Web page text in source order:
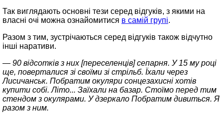
Так виглядають основні тези серед відгуків, з якими на
власні очі можна ознайомитися в самій групі.
Разом з тим, зустрічаються серед відгуків також відчутно
інші наративи.
— 90 відсотків з них [переселенців] сепарня. У 15 му році
ще, поверталися зі своїми зі стрільб. Їхали через
Лисичанськ. Побратим окуляри сонцезахисні хотів
купити собі. Літо... Заїхали на базар. Стоїмо перед тим
стендом з окулярами. У дзеркало Побратим дивиться. Я
разом з ним.